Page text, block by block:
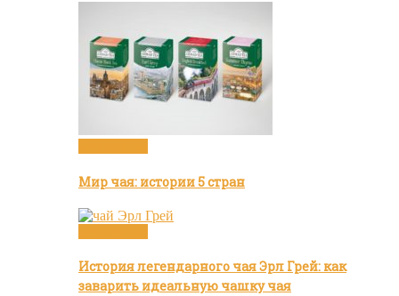
Мир чая: истории 5 стран
История легендарного чая Эрл Грей: как
заварить идеальную чашку чая